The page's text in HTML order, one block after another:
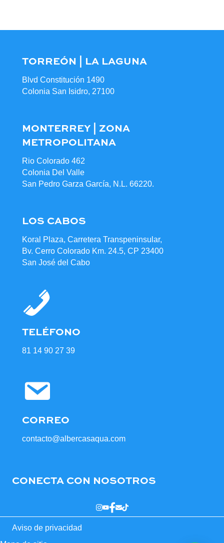
TORREÓN | LA LAGUNA
Blvd Constitución 1490
Colonia San Isidro, 27100
MONTERREY | ZONA
METROPOLITANA
Rio Colorado 462
Colonia Del Valle
San Pedro Garza García, N.L. 66220.
LOS CABOS
Koral Plaza, Carretera Transpeninsular,
Bv. Cerro Colorado Km. 24.5, CP 23400
San José del Cabo
TELÉFONO
81 14 90 27 39
CORREO
contacto@albercasaqua.com
CONECTA CON NOSOTROS
Aviso de privacidad